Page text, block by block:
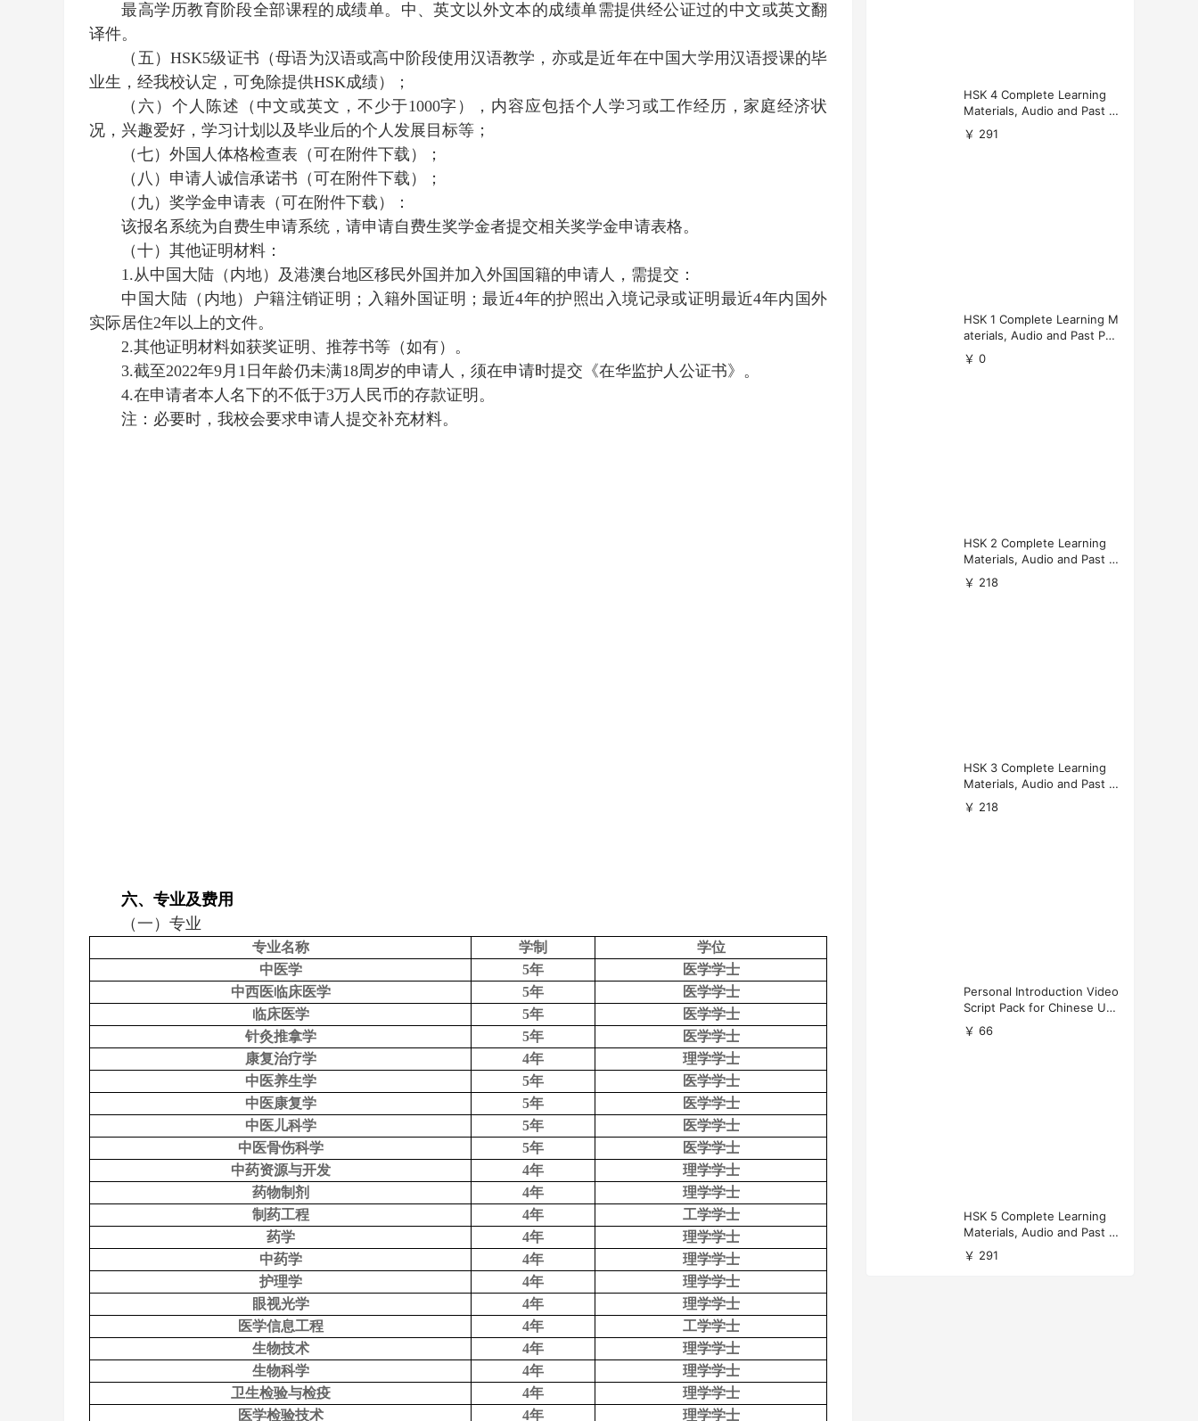
最高学历教育阶段全部课程的成绩单。中、英文以外文本的成绩单需提供经公证过的中文或英文翻
译件。
（五）HSK5级证书（母语为汉语或高中阶段使用汉语教学，亦或是近年在中国大学用汉语授课的毕
业生，经我校认定，可免除提供HSK成绩）；
（六）个人陈述（中文或英文，不少于1000字），内容应包括个人学习或工作经历，家庭经济状
况，兴趣爱好，学习计划以及毕业后的个人发展目标等；
（七）外国人体格检查表（可在附件下载）；
（八）申请人诚信承诺书（可在附件下载）；
（九）奖学金申请表（可在附件下载）：
该报名系统为自费生申请系统，请申请自费生奖学金者提交相关奖学金申请表格。
（十）其他证明材料：
1.从中国大陆（内地）及港澳台地区移民外国并加入外国国籍的申请人，需提交：
中国大陆（内地）户籍注销证明；入籍外国证明；最近4年的护照出入境记录或证明最近4年内国外
实际居住2年以上的文件。
2.其他证明材料如获奖证明、推荐书等（如有）。
3.截至2022年9月1日年龄仍未满18周岁的申请人，须在申请时提交《在华监护人公证书》。
4.在申请者本人名下的不低于3万人民币的存款证明。
注：必要时，我校会要求申请人提交补充材料。
六、专业及费用
（一）专业
专业名称 学制
学位
中医学
5年
医学学士
中西医临床医学
5年
医学学士
临床医学
5年
医学学士
针灸推拿学
5年
医学学士
康复治疗学
4年
理学学士
中医养生学
5年
医学学士
中医康复学
5年
医学学士
中医儿科学
5年
医学学士
中医骨伤科学
5年
医学学士
中药资源与开发
4年
理学学士
药物制剂
4年
理学学士
制药工程
4年
工学学士
药学
4年
理学学士
中药学
4年
理学学士
护理学
4年
理学学士
眼视光学
4年
理学学士
医学信息工程
4年
工学学士
生物技术
4年
理学学士
生物科学
4年
理学学士
卫生检验与检疫
4年
理学学士
医学检验技术
4年 理学学士
HSK 4 Complete Learning
Materials, Audio and Past P
apers Download
￥ 291
HSK 1 Complete Learning M
aterials, Audio and Past Pap
ers (Free Download)
￥ 0
HSK 2 Complete Learning
Materials, Audio and Past P
apers Download
￥ 218
HSK 3 Complete Learning
Materials, Audio and Past P
apers Download
￥ 218
Personal Introduction Video
Script Pack for Chinese Uni
versity Applications
￥ 66
HSK 5 Complete Learning
Materials, Audio and Past P
apers Download
￥ 291